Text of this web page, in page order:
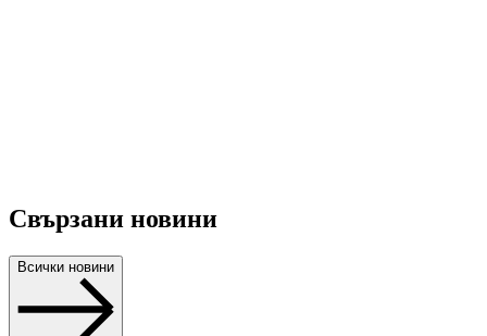
Свързани новини
Всички новини